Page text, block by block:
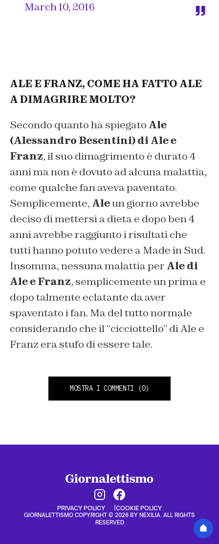
March 10, 2016
ALE E FRANZ, COME HA FATTO ALE
A DIMAGRIRE MOLTO?
Secondo quanto ha spiegato Ale
(Alessandro Besentini) di Ale e
Franz, il suo dimagrimento è durato 4
anni ma non è dovuto ad alcuna malattia,
come qualche fan aveva paventato.
Semplicemente, Aleun giorno avrebbe
deciso di mettersi a dieta e dopo ben 4
anni avrebbe raggiunto i risultati che
tutti hanno potuto vedere a Made in Sud.
Insomma, nessuna malattia per Ale di
Ale e Franz, semplicemente un prima e
dopo talmente eclatante da aver
spaventato i fan. Ma del tutto normale
considerando che il “cicciottello” di Ale e
Franz era stufo di essere tale.
MOSTRA I COMMENTI (0)
PRIVACY POLICY COOKIE POLICY
GIORNALETTISMO COPYRIGHT © 2026 BY NEXILIA. ALL RIGHTS
RESERVED